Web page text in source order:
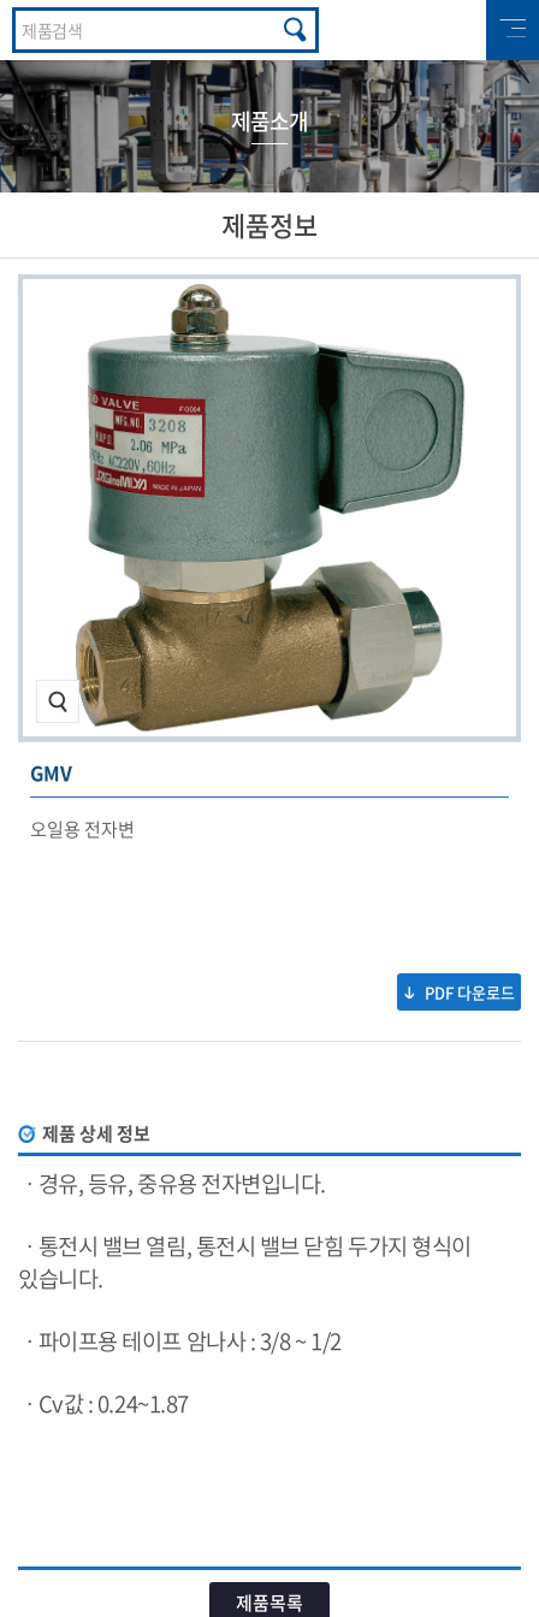
제품소개
제품정보
GMV
오일용 전자변
PDF 다운로드
제품 상세 정보
ㆍ경유, 등유, 중유용 전자변입니다.
ㆍ통전시 밸브 열림, 통전시 밸브 닫힘 두가지 형식이
있습니다.
ㆍ파이프용 테이프 암나사 : 3/8 ~ 1/2
ㆍ Cv값 : 0.24~1.87
제품목록